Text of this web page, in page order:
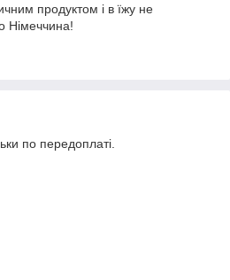
продуктом і в їжу не
Німеччина!
по передоплаті.